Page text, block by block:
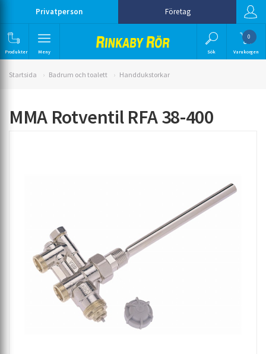
Privatperson Företag
Produkter Meny Sök
0
Varukorgen
Startsida Badrum och toalett Handdukstorkar
MMA Rotventil RFA 38-400